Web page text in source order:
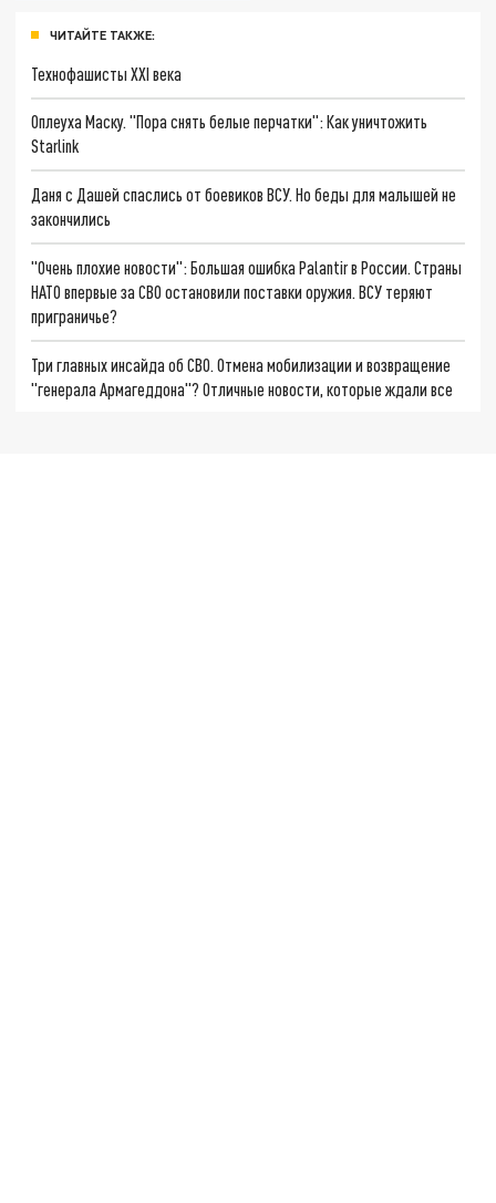
ЧИТАЙТЕ ТАКЖЕ:
Технофашисты XXI века
Оплеуха Маску. "Пора снять белые перчатки": Как уничтожить
Starlink
Даня с Дашей спаслись от боевиков ВСУ. Но беды для малышей не
закончились
"Очень плохие новости": Большая ошибка Palantir в России. Страны
НАТО впервые за СВО остановили поставки оружия. ВСУ теряют
приграничье?
Три главных инсайда об СВО. Отмена мобилизации и возвращение
"генерала Армагеддона"? Отличные новости, которые ждали все